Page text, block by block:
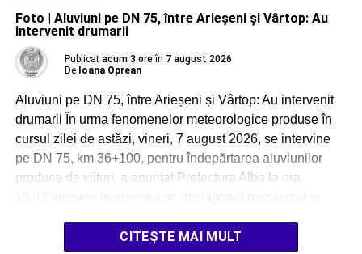
Foto | Aluviuni pe DN 75, între Arieșeni și Vârtop: Au
intervenit drumarii
Publicat acum 3 ore în 7 august 2026
De Ioana Oprean
Aluviuni pe DN 75, între Arieșeni și Vârtop: Au intervenit
drumarii În urma fenomenelor meteorologice produse în
cursul zilei de astăzi, vineri, 7 august 2026, se intervine
pe DN 75, km 36+100, pentru îndepărtarea aluviunilor
produse de viituri, a anunțat Prefectura Alba la ora
CITEȘTE MAI MULT